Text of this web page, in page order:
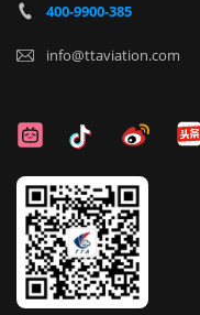
 400-9900-385
 info@ttaviation.com